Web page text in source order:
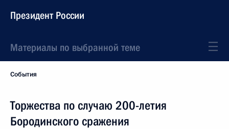
Президент России
Материалы по выбранной теме
События
Торжества по случаю 200-летия
Бородинского сражения